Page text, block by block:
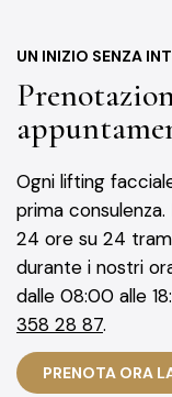
UN INIZIO SENZA
Ogni lifting
prima
24 ore su 24
durante i nostri
dalle 08:00 alle
358 28 87.
PRENOTA ORA